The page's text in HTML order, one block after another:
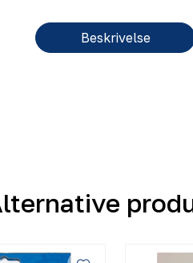
Beskrivelse